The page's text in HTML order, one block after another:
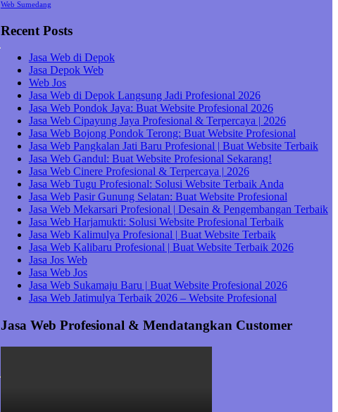
Web Sumedang
Recent Posts
Jasa Web di Depok
Jasa Depok Web
Web Jos
Jasa Web di Depok Langsung Jadi Profesional 2026
Jasa Web Pondok Jaya: Buat Website Profesional 2026
Jasa Web Cipayung Jaya Profesional & Terpercaya | 2026
Jasa Web Bojong Pondok Terong: Buat Website Profesional
Jasa Web Pangkalan Jati Baru Profesional | Buat Website Terbaik
Jasa Web Gandul: Buat Website Profesional Sekarang!
Jasa Web Cinere Profesional & Terpercaya | 2026
Jasa Web Tugu Profesional: Solusi Website Terbaik Anda
Jasa Web Pasir Gunung Selatan: Buat Website Profesional
Jasa Web Mekarsari Profesional | Desain & Pengembangan Terbaik
Jasa Web Harjamukti: Solusi Website Profesional Terbaik
Jasa Web Kalimulya Profesional | Buat Website Terbaik
Jasa Web Kalibaru Profesional | Buat Website Terbaik 2026
Jasa Jos Web
Jasa Web Jos
Jasa Web Sukamaju Baru | Buat Website Profesional 2026
Jasa Web Jatimulya Terbaik 2026 – Website Profesional
Jasa Web Profesional & Mendatangkan Customer